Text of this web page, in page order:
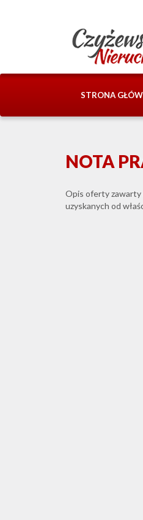
STRONA
NOTA
Opis oferty zawarty
uzyskanych od